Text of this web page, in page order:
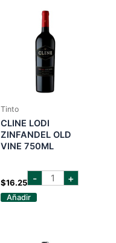
Tinto
CLINE LODI
ZINFANDEL OLD
VINE 750ML
$16.25 - cline
lodi +
Añadir